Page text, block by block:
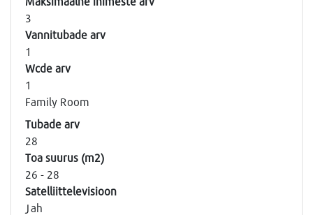
3
Vannitubade arv
1
Wcde arv
1
Family Room
Tubade arv
28
Toa suurus (m2)
26 - 28
Satelliittelevisioon
Jah